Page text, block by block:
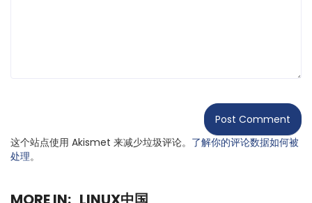
这个站点使用 Akismet 来减少垃圾评论。 了解你的评论数据如何被
处理。